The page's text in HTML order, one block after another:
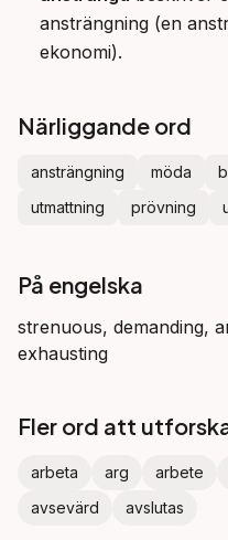
ansträngning (en
ekonomi).
Närliggande ord
ansträngning möda
utmattning
prövning
På engelska
strenuous, demanding,
exhausting
Fler ord att
arbeta arg arbete
avsevärd
avslutas